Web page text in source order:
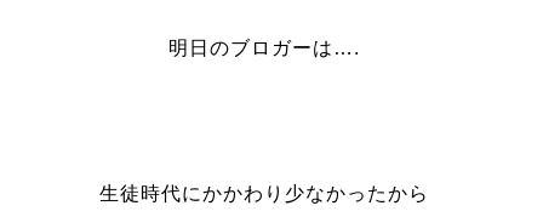
明日のブロガーは….
生徒時代にかかわり少なかったから